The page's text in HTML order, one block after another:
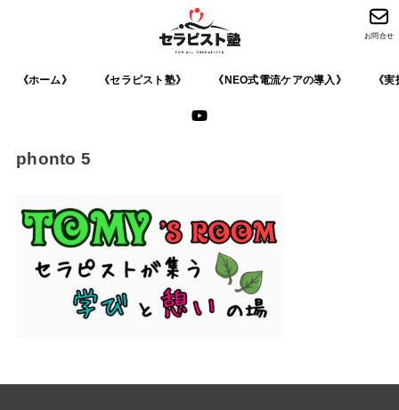
《ホーム》 《セラピスト塾》 《NEO式電流ケアの導入》 《
お問合せ
phonto 5